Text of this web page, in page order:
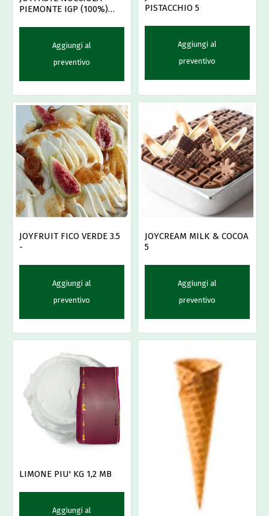
PIEMONTE IGP (100%)
Aggiungi al
preventivo
PISTACCHIO 5
Aggiungi al
preventivo
JOYFRUIT FICO VERDE 3.5
-
Aggiungi al
preventivo
JOYCREAM MILK & COCOA
5
Aggiungi al
preventivo
LIMONE PIU' KG 1,2 MB
Aggiungi al